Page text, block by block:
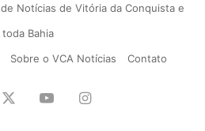
Notícias de Vitória da Conquista e
toda Bahia
Sobre o VCA Notícias Contato
YouTubeInstagram